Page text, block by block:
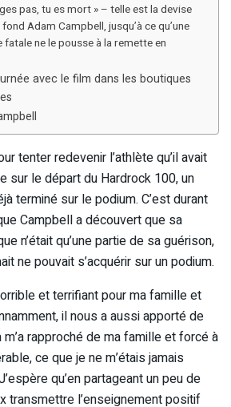
pas, tu es mort » – telle est la devise
Adam Campbell, jusqu’à ce qu’une
ne le pousse à la remette en
avec le film dans les boutiques
tenter redevenir l’athlète qu’il avait
sur le départ du Hardrock 100, un
terminé sur le podium. C’est durant
Campbell a découvert que sa
n’était qu’une partie de sa guérison,
ne pouvait s’acquérir sur un podium.
et terrifiant pour ma famille et
il nous a aussi apporté de
rapproché de ma famille et forcé à
ce que je ne m’étais jamais
qu’en partageant un peu de
transmettre l’enseignement positif